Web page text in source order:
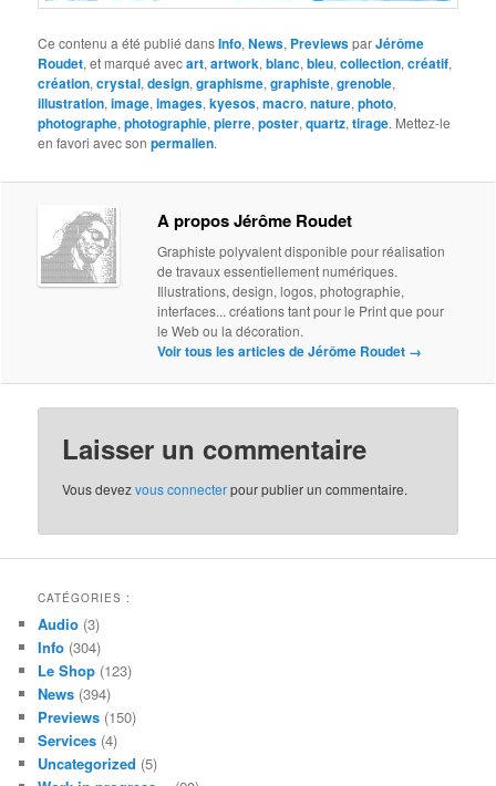
Ce contenu a été publié dansInfo,News, PreviewsparJérôme
Roudet, et marqué avecart,artwork,blanc,bleu,collection,créatif,
création,crystal,design,graphisme,graphiste,grenoble,
illustration,image,images,kyesos,macro,nature,photo,
photographe,photographie,pierre,poster,quartz,tirage. Mettez-le
en favori avec sonpermalien.
A propos Jérôme Roudet
Graphiste polyvalent disponible pour réalisation
de travaux essentiellement numériques.
Illustrations, design, logos, photographie,
interfaces... créations tant pour le Print que pour
le Web ou la décoration.
Voir tous les articles de Jérôme Roudet →
Laisser un commentaire
Vous devezvous connecterpour publier un commentaire.
CATÉGORIES :
Audio (3)
Info (304)
Le Shop (123)
News (394)
Previews (150)
Services (4)
Uncategorized (5)